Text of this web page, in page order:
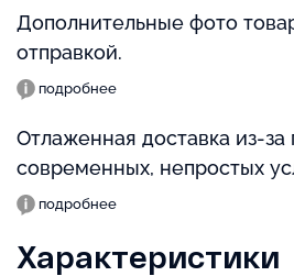
Дополнительные фото
отправкой.
подробнее
Отлаженная доставка из-за
современных, непростых
подробнее
Характеристики